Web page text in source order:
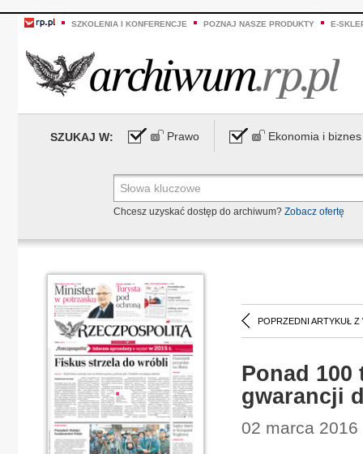
SZKOLENIA I KONFERENCJE POZNAJ NASZE PRODUKTY E-
SZUKAJ W: Prawo Ekonomia i biznes
Chcesz uzyskać dostęp do archiwum? Zobacz ofertę
POPRZEDNI ARTYKUŁ Z
Ponad
gwarancji
02 marca 2016